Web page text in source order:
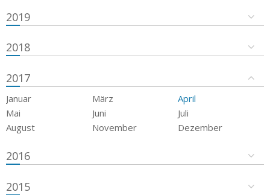
2019
2018
2017
Januar März
April
Mai
Juni
Juli
August
November Dezember
2016
2015